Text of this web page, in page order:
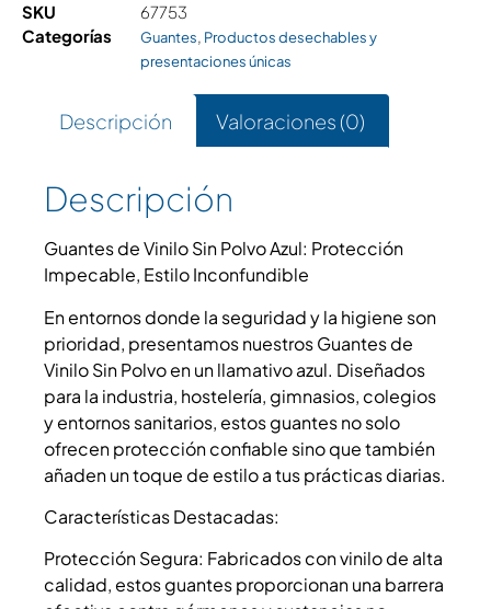
SKU
67753
Categorías
Guantes, Productos desechables y
presentaciones únicas
Descripción Valoraciones (0)
Descripción
Guantes de Vinilo Sin Polvo Azul: Protección
Impecable, Estilo Inconfundible
En entornos donde la seguridad y la higiene son
prioridad, presentamos nuestros Guantes de
Vinilo Sin Polvo en un llamativo azul. Diseñados
para la industria, hostelería, gimnasios, colegios
y entornos sanitarios, estos guantes no solo
ofrecen protección confiable sino que también
añaden un toque de estilo a tus prácticas diarias.
Características Destacadas:
Protección Segura: Fabricados con vinilo de alta
calidad, estos guantes proporcionan una barrera